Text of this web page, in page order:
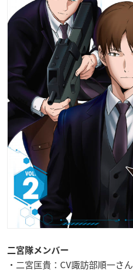
二宮隊メンバー
・二宮匡貴：CV諏訪部順一さん